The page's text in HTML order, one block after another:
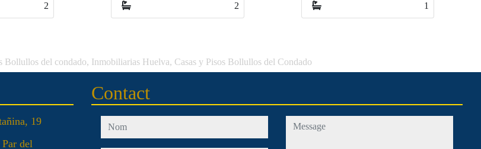
2 1 1
Bollullos del condado, Inmobiliarias Huelva, Casas y Pisos Bollullos del Condado
19
del
Contact
nom message